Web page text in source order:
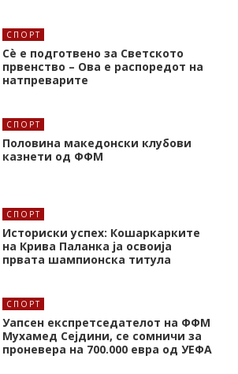
СПОРТ
Сè е подготвено за Светското
првенство – Ова е распоредот на
натпреварите
СПОРТ
Половина македонски клубови
казнети од ФФМ
СПОРТ
Историски успех: Кошаркарките
на Крива Паланка ја освоија
првата шампионска титула
СПОРТ
Уапсен експретседателот на ФФМ
Мухамед Сејдини, се сомничи за
проневера на 700.000 евра од УЕФА